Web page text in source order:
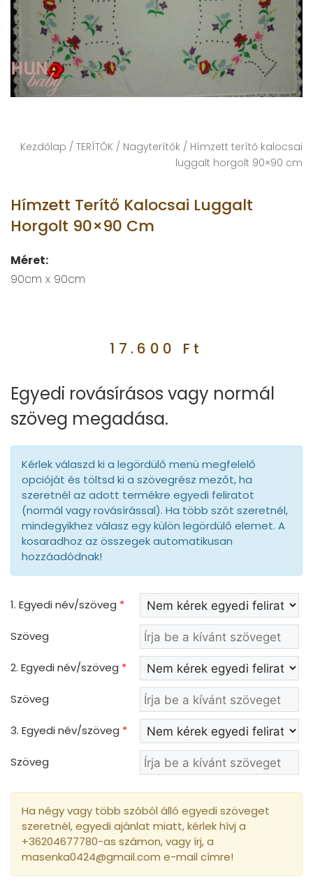
Kezdőlap / TERÍTŐK / Nagyterítők / Hímzett terítő kalocsai
luggalt horgolt 90×90 cm
Hímzett Terítő Kalocsai Luggalt
Horgolt 90×90 Cm
Méret:
90cm x 90cm
17.600 Ft
Egyedi rovásírásos vagy normál
szöveg megadása.
Kérlek válaszd ki a legördülő menü megfelelő
opcióját és töltsd ki a szövegrész mezőt, ha
szeretnél az adott termékre egyedi feliratot
(normál vagy rovásírással). Ha több szót szeretnél,
mindegyikhez válasz egy külön legördülő elemet. A
kosaradhoz az összegek automatikusan
hozzáadódnak!
1. Egyedi név/szöveg *
Szöveg
2. Egyedi név/szöveg *
Szöveg
3. Egyedi név/szöveg *
Szöveg
Ha négy vagy több szóból álló egyedi szöveget
szeretnél, egyedi ajánlat miatt, kérlek hívj a
+36204677780-as számon, vagy írj, a
masenka0424@gmail.com e-mail címre!